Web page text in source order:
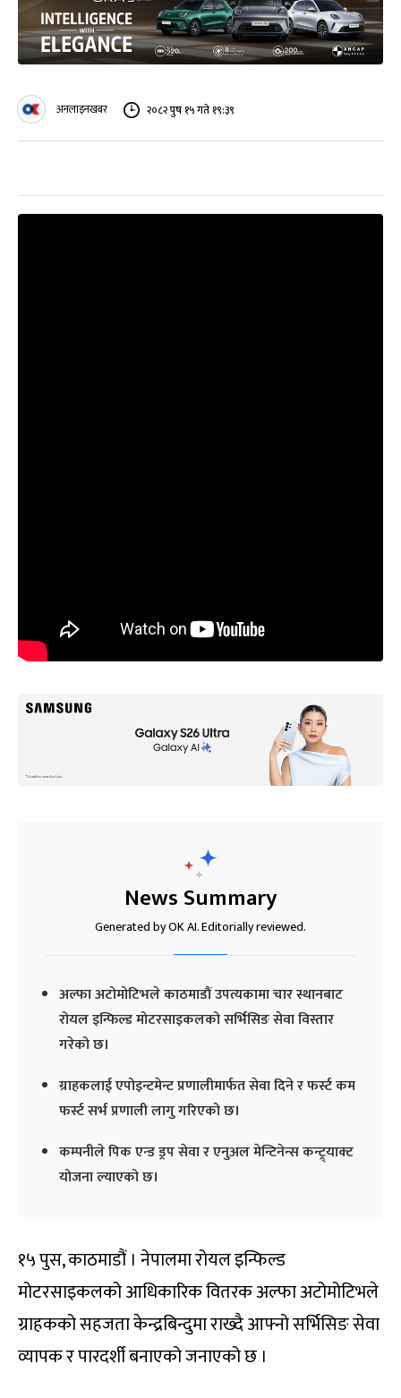
अनलाइनखबर २०८२ पुष १५ गते १९:३९
News Summary
Generated by OK AI. Editorially reviewed.
अल्फा अटोमोटिभले काठमाडौं उपत्यकामा चार स्थानबाट
रोयल इन्फिल्ड मोटरसाइकलको सर्भिसिङ सेवा विस्तार
गरेको छ।
ग्राहकलाई एपोइन्टमेन्ट प्रणालीमार्फत सेवा दिने र फर्स्ट कम
फर्स्ट सर्भ प्रणाली लागु गरिएको छ।
कम्पनीले पिक एन्ड ड्रप सेवा र एनुअल मेन्टिनेन्स कन्ट्र्याक्ट
योजना ल्याएको छ।
१५ पुस, काठमाडौं । नेपालमा रोयल इन्फिल्ड
मोटरसाइकलको आधिकारिक वितरक अल्फा अटोमोटिभले
ग्राहकको सहजता केन्द्रबिन्दुमा राख्दै आफ्नो सर्भिसिङ सेवा
व्यापक र पारदर्शी बनाएको जनाएको छ ।